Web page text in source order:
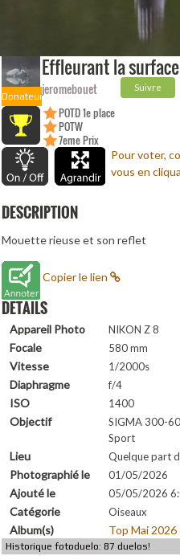
Donateur
Effleurant la
jeromebouet Suivre
POTD 1e place
POTW
7eme Prix
(Duelo)
Pour voter,
vous en
DESCRIPTION
Mouette rieuse et son reflet
Copier le lien
DETAILS
Appareil Photo NIKON Z 8
Focale 580 mm
Vitesse 1/2000s
Diaphragme f/4
ISO 1400
Objectif
SIGMA 300-
Sport
Lieu Quelque part
Photographié le 01/05/2026
Ajouté le 05/05/2026
Catégorie Oiseaux
Album(s) Top Mai 2026
Historique fotoduelo: 87 duelos!